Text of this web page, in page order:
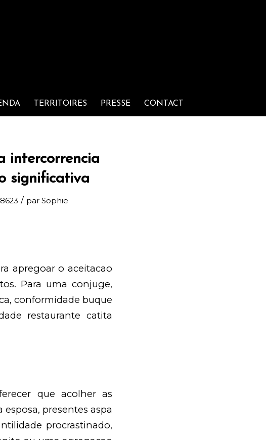
TERRITOIRES PRESSE CONTACT
intercorrencia
significativa
/ par Sophie
apregoar o aceitacao
Para uma conjuge,
conformidade buque
restaurante catita
que acolher as
presentes aspa
procrastinado,